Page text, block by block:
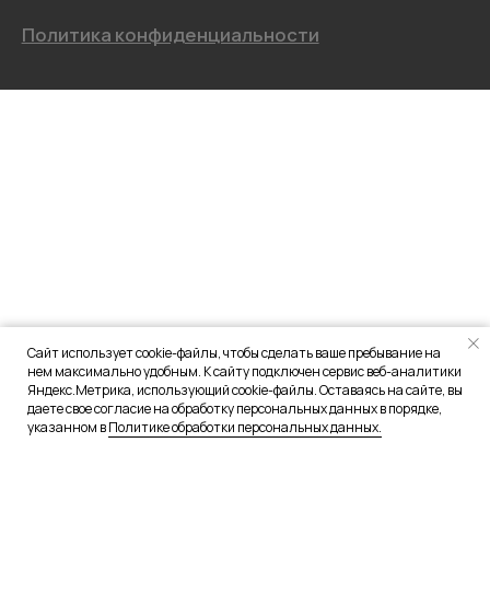
Сайт использует cookie-файлы, чтобы сделать ваше пребывание на
нем максимально удобным. К сайту подключен сервис веб-аналитики
Яндекс.Метрика, использующий cookie-файлы. Оставаясь на сайте, вы
даете свое согласие на обработку персональных данных в порядке,
указанном вПолитике обработки персональных данных.